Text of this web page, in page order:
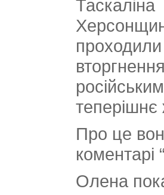
теперішнє
Про це
коментарі
Олена